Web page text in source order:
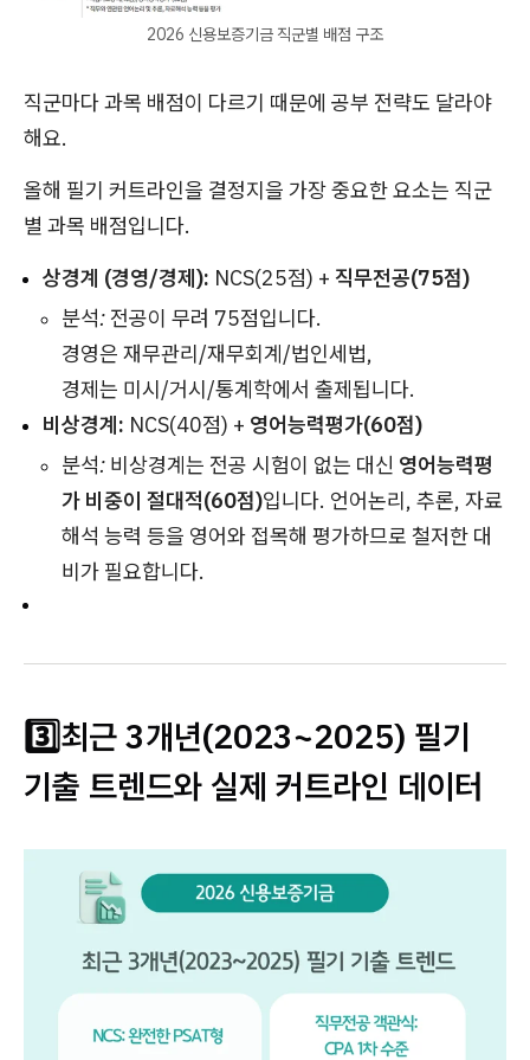
2026 신용보증기금 직군별 배점 구조
직군마다 과목 배점이 다르기 때문에 공부 전략도 달라야
해요.
올해 필기 커트라인을 결정지을 가장 중요한 요소는 직군
별 과목 배점입니다.
상경계 (경영/경제): NCS(25점) + 직무전공(75점)
분석: 전공이 무려 75점입니다.
경영은 재무관리/재무회계/법인세법,
경제는 미시/거시/통계학에서 출제됩니다.
비상경계: NCS(40점) + 영어능력평가(60점)
분석: 비상경계는 전공 시험이 없는 대신 영어능력평
가 비중이 절대적(60점)입니다. 언어논리, 추론, 자료
해석 능력 등을 영어와 접목해 평가하므로 철저한 대
비가 필요합니다.
3️⃣최근 3개년(2023~2025) 필기
기출 트렌드와 실제 커트라인 데이터